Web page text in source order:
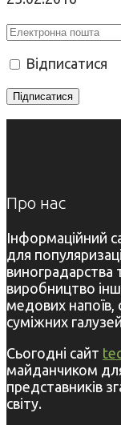
Відписатися
Про нас
Інформаційний
для
виноградарства
виробництво
медових напоїв,
суміжних
Сьогодні сайт
майданчиком
представників
світу.